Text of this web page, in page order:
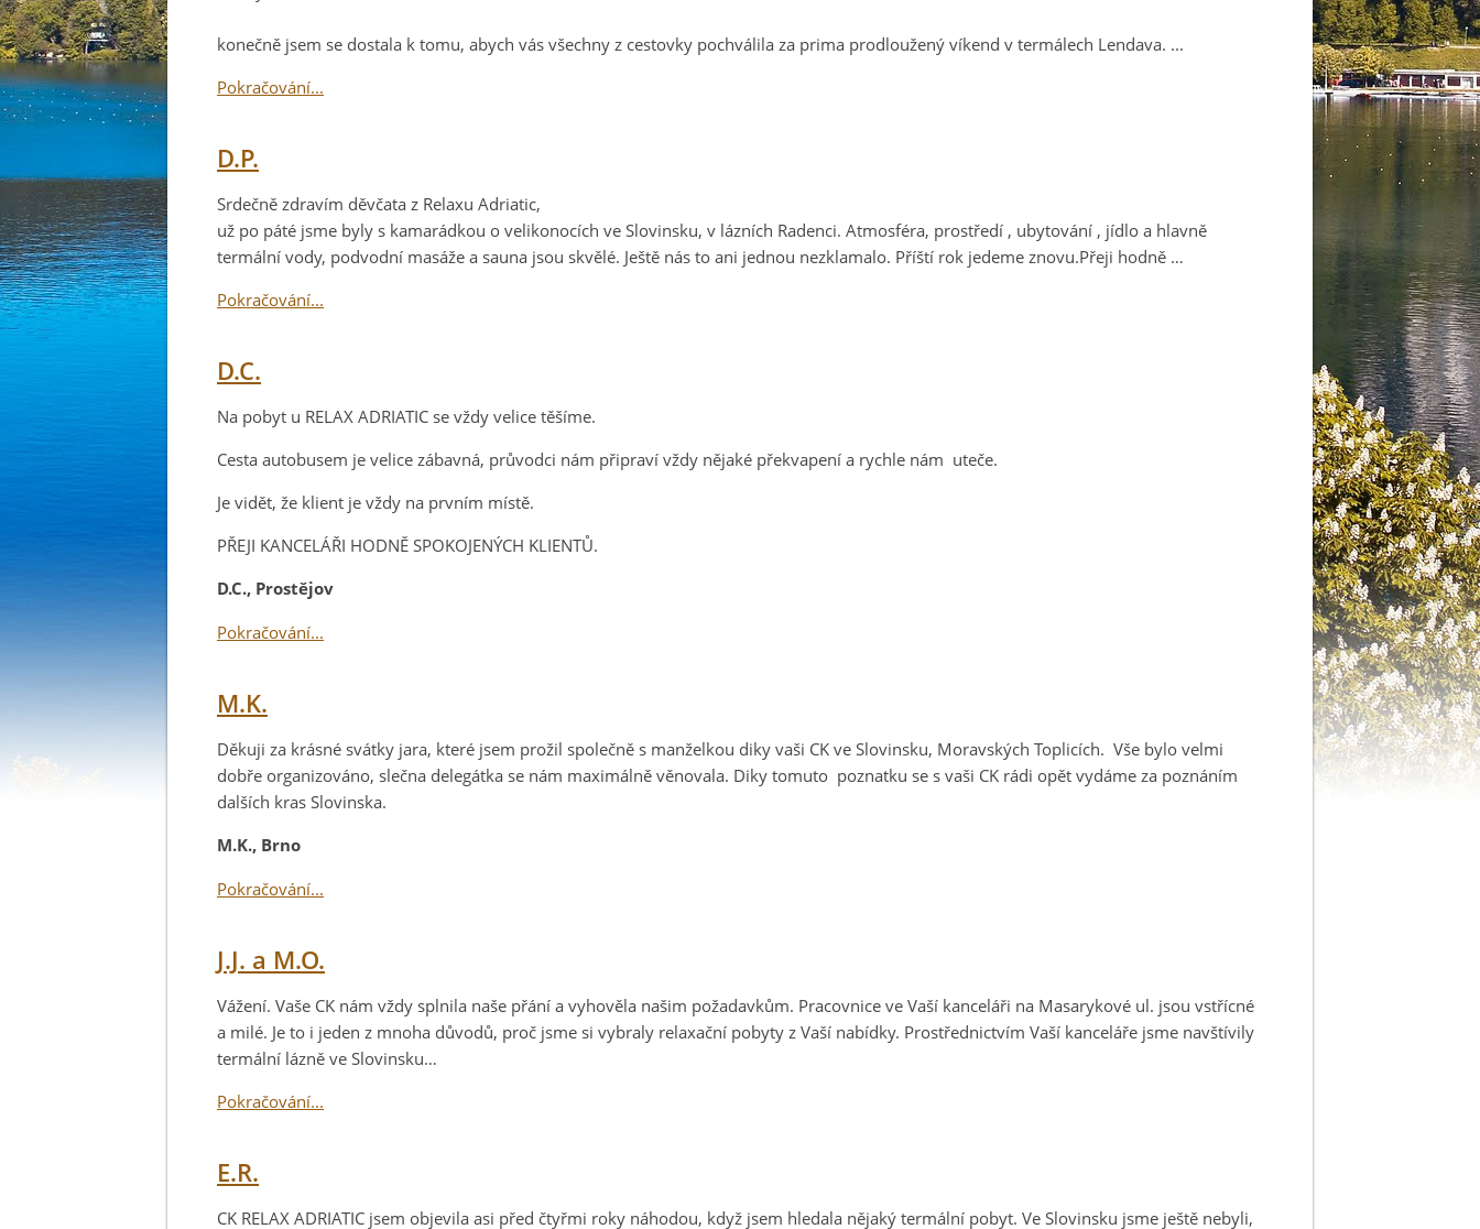
konečně jsem se dostala k tomu, abych vás všechny z cestovky pochválila za prima prodloužený víkend v termálech Lendava. ...
Pokračování...
D.P.
Srdečně zdravím děvčata z Relaxu Adriatic,
už po páté jsme byly s kamarádkou o velikonocích ve Slovinsku, v lázních Radenci. Atmosféra, prostředí , ubytování , jídlo a hlavně
termální vody, podvodní masáže a sauna jsou skvělé. Ještě nás to ani jednou nezklamalo. Příští rok jedeme znovu.Přeji hodně …
Pokračování...
D.C.
Na pobyt u RELAX ADRIATIC se vždy velice těšíme.
Cesta autobusem je velice zábavná, průvodci nám připraví vždy nějaké překvapení a rychle nám uteče.
Je vidět, že klient je vždy na prvním místě.
PŘEJI KANCELÁŘI HODNĚ SPOKOJENÝCH KLIENTŮ.
D.C., Prostějov
Pokračování...
M.K.
Děkuji za krásné svátky jara, které jsem prožil společně s manželkou diky vaši CK ve Slovinsku, Moravských Toplicích. Vše bylo velmi
dobře organizováno, slečna delegátka se nám maximálně věnovala. Diky tomuto poznatku se s vaši CK rádi opět vydáme za poznáním
dalších kras Slovinska.
M.K., Brno
Pokračování...
J.J. a M.O.
Vážení. Vaše CK nám vždy splnila naše přání a vyhověla našim požadavkům. Pracovnice ve Vaší kanceláři na Masarykové ul. jsou vstřícné
a milé. Je to i jeden z mnoha důvodů, proč jsme si vybraly relaxační pobyty z Vaší nabídky. Prostřednictvím Vaší kanceláře jsme navštívily
termální lázně ve Slovinsku…
Pokračování...
E.R.
CK RELAX ADRIATIC jsem objevila asi před čtyřmi roky náhodou, když jsem hledala nějaký termální pobyt. Ve Slovinsku jsme ještě nebyli,